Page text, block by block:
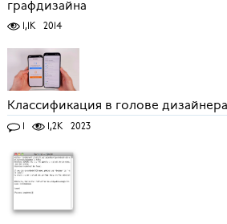
графдизайна
1,1K 2014
Классификация в голове дизайнера
1 1,2K 2023